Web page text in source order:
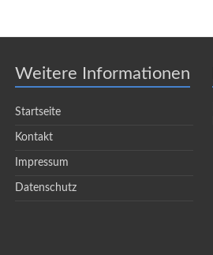
Weitere Informationen
Startseite
Kontakt
Impressum
Datenschutz